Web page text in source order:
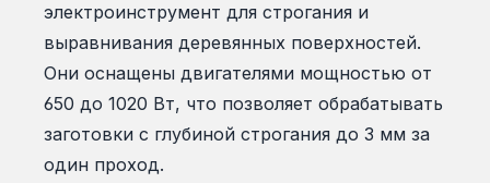
электроинструмент для строгания и
выравнивания деревянных поверхностей.
Они оснащены двигателями мощностью от
650 до 1020 Вт, что позволяет обрабатывать
заготовки с глубиной строгания до 3 мм за
один проход.